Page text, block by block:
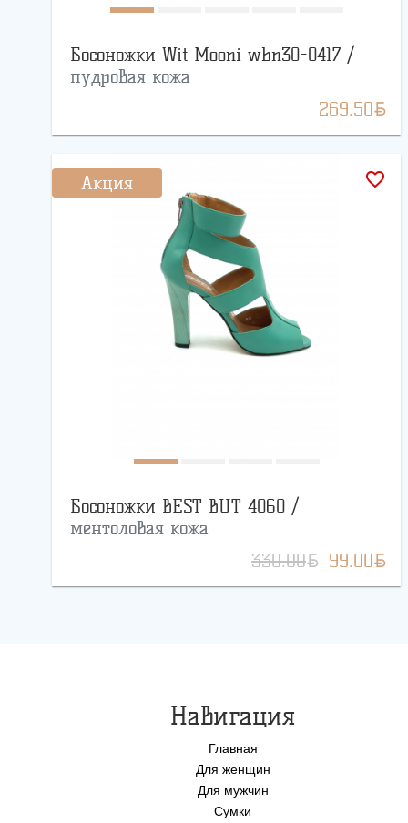
Босоножки Wit Mooni wbn30-0417 /
пудровая кожа
269.50BYN
Акция favorite_border
Босоножки BEST BUT 4060 /
ментоловая кожа
330.00BYN 99.00BYN
Навигация
Главная
Для женщин
Для мужчин
Сумки